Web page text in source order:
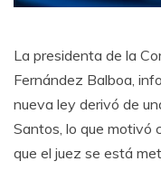
La presidenta de la
Fernández Balboa,
nueva ley derivó de
Santos, lo que motivó
que el juez se está